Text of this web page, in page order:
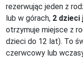
rezerwując jeden z
lub w górach, 2 dzieci
otrzymuje miejsce z
dzieci do 12 lat). To
czerwcowy lub